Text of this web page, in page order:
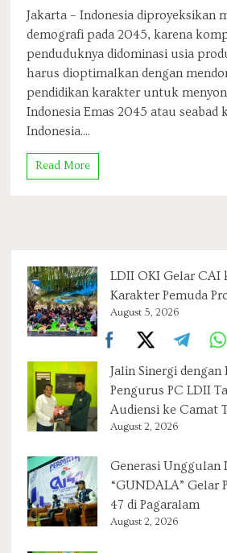
Jakarta – Indonesia diproyeksikan
demografi pada 2045, karena
penduduknya didominasi usia
harus dioptimalkan dengan
pendidikan karakter untuk
Indonesia Emas 2045 atau seabad
Indonesia....
Read More
LDII OKI Gelar CAI
Karakter Pemuda
August 5, 2026
Jalin Sinergi dengan
Pengurus PC LDII
Audiensi ke Camat
August 2, 2026
Generasi Unggulan
“GUNDALA” Gelar
47 di Pagaralam
August 2, 2026